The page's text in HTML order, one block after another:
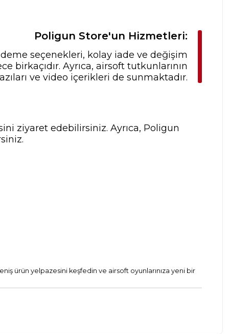
Poligun Store'un Hizmetleri:
seçenekleri, kolay iade ve değişim
Ayrıca, airsoft tutkunlarının
ve video içerikleri de sunmaktadır.
ziyaret edebilirsiniz. Ayrıca, Poligun
ürün yelpazesini keşfedin ve airsoft oyunlarınıza yeni bir